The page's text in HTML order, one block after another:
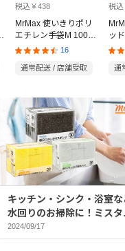
税込￥438
MrMax 使いきりポリ
エチレン手袋M 100枚
入
16
通常配送 / 店舗受取
税込
ッ
の
通
キッチン・シンク・浴室な
水回りのお掃除に！ミスタ
マックスバイヤーおすすめ
ポンジ♪
2024/09/17